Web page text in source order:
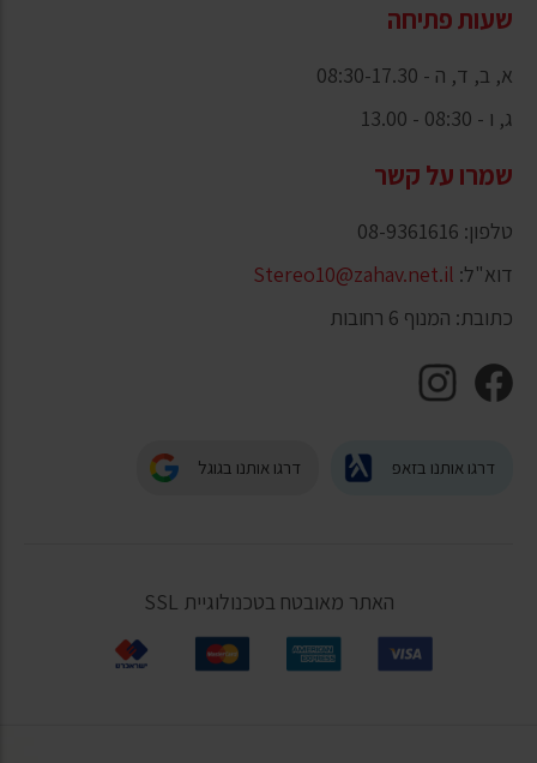
שעות פתיחה
א, ב, ד, ה - 08:30-17.30
ג, ו - 08:30 - 13.00
שמרו על קשר
טלפון: 08-9361616
דוא"ל: Stereo10@zahav.net.il
כתובת: המנוף 6 רחובות
דרגו אותנו בזאפ דרגו אותנו בגוגל
האתר מאובטח בטכנולוגיית SSL